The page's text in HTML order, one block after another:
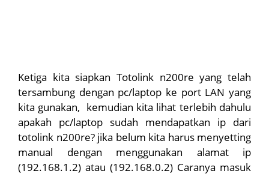
Ketiga kita siapkan Totolink n200re yang telah
tersambung dengan pc/laptop ke port LAN yang
kita gunakan, kemudian kita lihat terlebih dahulu
apakah pc/laptop sudah mendapatkan ip dari
totolink n200re? jika belum kita harus menyetting
manual dengan menggunakan alamat ip
(192.168.1.2) atau (192.168.0.2) Caranya masuk